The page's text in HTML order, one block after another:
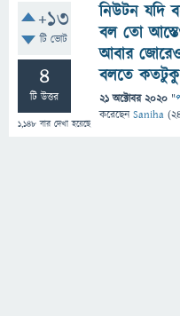
+13
টি ভোট
4
টি উত্তর
1,148 বার দেখা হয়েছে
নিউটন যদি
বল তো
আবার
বলতে কতটুকু
21 অক্টোবর 2020 "
করেছেনSaniha (